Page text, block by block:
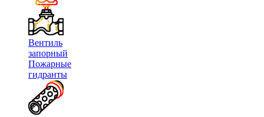
Вентиль
запорный
Пожарные
гидранты